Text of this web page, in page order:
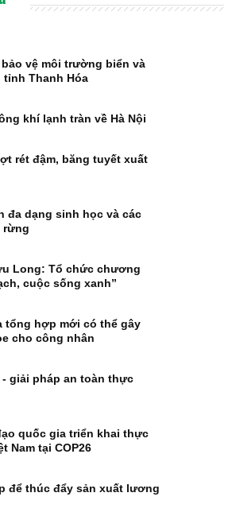
vệ môi trường biển và
tỉnh Thanh Hóa
khí lạnh tràn về Hà Nội
rét đậm, băng tuyết xuất
đa dạng sinh học và các
rừng
Long: Tổ chức chương
cuộc sống xanh”
tổng hợp mới có thể gây
cho công nhân
giải pháp an toàn thực
quốc gia triển khai thực
Nam tại COP26
để thúc đẩy sản xuất lương